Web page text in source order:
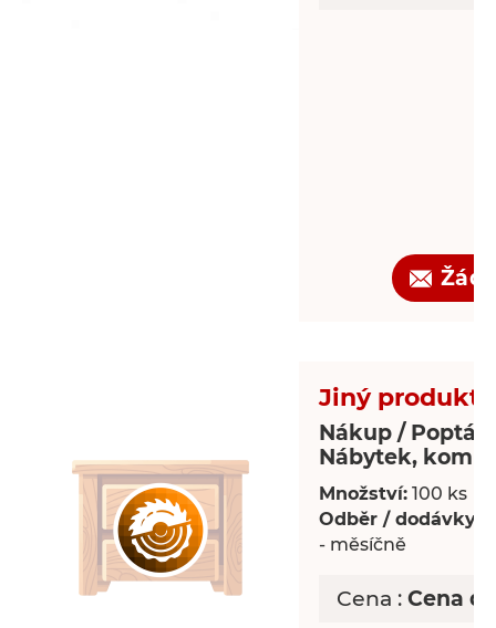
Jiný produkt
Nákup /
Nábytek,
Množství: 100 ks
Odběr / dodávky:
- měsíčně
Cena : Cena